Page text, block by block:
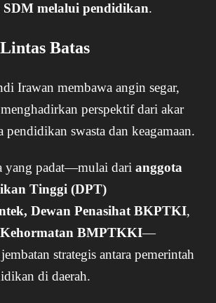
SDM melalui pendidikan.
Batas
Irawan membawa angin segar,
perspektif dari akar
pendidikan swasta dan keagamaan.
yang padat—mulai dari anggota
Tinggi (DPT)
Dewan Penasihat BKPTKI,
BMPTKKI—
strategis antara pemerintah
di daerah.